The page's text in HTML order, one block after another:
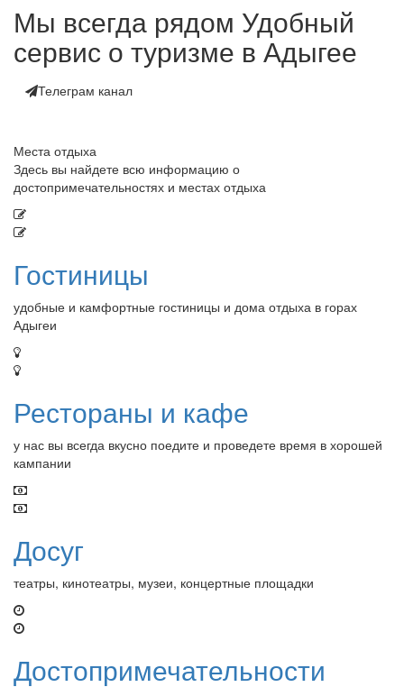
Мы всегда рядом Удобный
сервис о туризме в Адыгее
Телеграм канал
Места отдыха
Здесь вы найдете всю информацию о
достопримечательностях и местах отдыха
Гостиницы
удобные и камфортные гостиницы и дома отдыха в горах
Адыгеи
Рестораны и кафе
у нас вы всегда вкусно поедите и проведете время в хорошей
кампании
Досуг
театры, кинотеатры, музеи, концертные площадки
Достопримечательности